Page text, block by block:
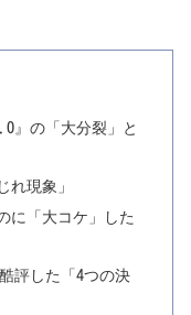
』の「大分裂」と
現象」
に「大コケ」した
評した「4つの決